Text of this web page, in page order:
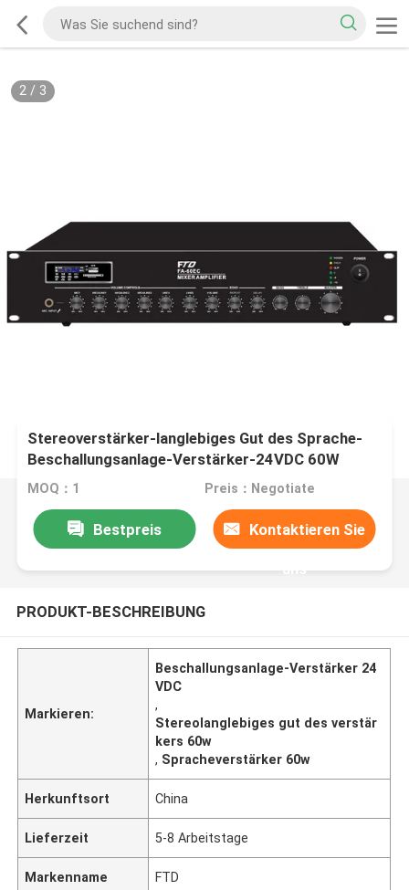
2/ 3
Stereoverstärker-langlebiges Gut des Sprache-
Beschallungsanlage-Verstärker-24VDC 60W
MOQ：1 Preis：Negotiate
Bestpreis Kontaktieren Sie
uns
PRODUKT-BESCHREIBUNG
Markieren:
Beschallungsanlage-Verstärker 24
VDC
,
Stereolanglebiges gut des verstär
kers 60w
, Spracheverstärker 60w
Herkunftsort China
Lieferzeit 5-8 Arbeitstage
Markenname FTD